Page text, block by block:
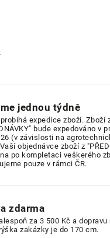
jednou týdně
expedice zboží. Zboží
bude expedováno v
(v závislosti na
objednávce zboží z
po kompletaci veškerého
pouze v rámci ČR.
zdarma
za 3 500 Kč a dopravu
zakázky je do 170 cm.